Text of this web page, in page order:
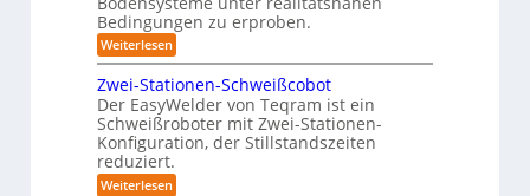
t
i
s
i
e
r
n
r
e
o
-
K
a
e
r
e
h
m
o
m
e
n
t
e
Bedingungen zu erproben.
Weiterlesen:
L
e
i
s
t
u
g
s
Zwei-Stationen-Schweißcobot
Der EasyWelder von Teqram ist ein
Schweißroboter mit Zwei-Stationen-
Konfiguration, der Stillstandszeiten
reduziert.
Weiterlesen: